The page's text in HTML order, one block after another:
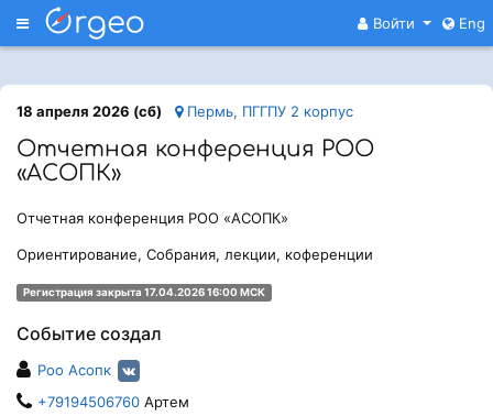
Меню Войти Eng
18 апреля 2026 (сб) Пермь, ПГГПУ 2 корпус
Отчетная конференция РОО
«АСОПК»
Отчетная конференция РОО «АСОПК»
Ориентирование, Собрания, лекции, коференции
Регистрация закрыта 17.04.2026 16:00 МСК
Событие создал
Роо Асопк
+79194506760 Артем